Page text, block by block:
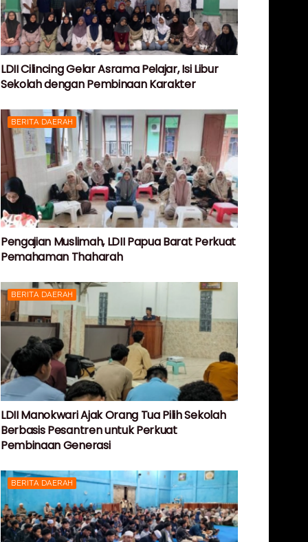
LDII Cilincing Gelar Asrama Pelajar, Isi Libur
Sekolah dengan Pembinaan Karakter
BERITA DAERAH
Pengajian Muslimah, LDII Papua Barat Perkuat
Pemahaman Thaharah
BERITA DAERAH
LDII Manokwari Ajak Orang Tua Pilih Sekolah
Berbasis Pesantren untuk Perkuat
Pembinaan Generasi
BERITA DAERAH